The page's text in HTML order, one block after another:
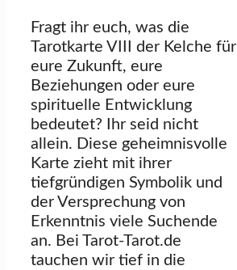
Fragt ihr euch, was die
Tarotkarte VIII der Kelche für
eure Zukunft, eure
Beziehungen oder eure
spirituelle Entwicklung
bedeutet? Ihr seid nicht
allein. Diese geheimnisvolle
Karte zieht mit ihrer
tiefgründigen Symbolik und
der Versprechung von
Erkenntnis viele Suchende
an. Bei Tarot-Tarot.de
tauchen wir tief in die